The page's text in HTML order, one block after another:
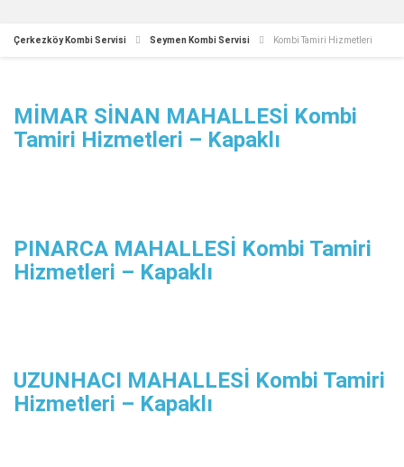
Çerkezköy Kombi Servisi Seymen Kombi Servisi Kombi Tamiri Hizmetleri
MİMAR SİNAN MAHALLESİ Kombi
Tamiri Hizmetleri – Kapaklı
PINARCA MAHALLESİ Kombi Tamiri
Hizmetleri – Kapaklı
UZUNHACI MAHALLESİ Kombi Tamiri
Hizmetleri – Kapaklı